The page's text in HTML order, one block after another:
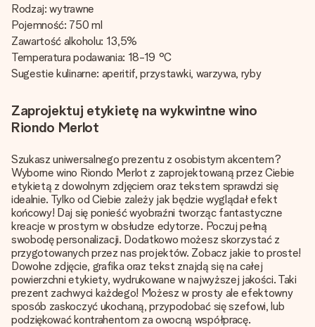
Rodzaj: wytrawne
Pojemność: 750 ml
Zawartość alkoholu: 13,5%
Temperatura podawania: 18-19 °C
Sugestie kulinarne: aperitif, przystawki, warzywa, ryby
Zaprojektuj etykietę na wykwintne wino
Riondo Merlot
Szukasz uniwersalnego prezentu z osobistym akcentem?
Wyborne wino Riondo Merlot z zaprojektowaną przez Ciebie
etykietą z dowolnym zdjęciem oraz tekstem sprawdzi się
idealnie. Tylko od Ciebie zależy jak będzie wyglądał efekt
końcowy! Daj się ponieść wyobraźni tworząc fantastyczne
kreacje w prostym w obsłudze edytorze. Poczuj pełną
swobodę personalizacji. Dodatkowo możesz skorzystać z
przygotowanych przez nas projektów. Zobacz jakie to proste!
Dowolne zdjęcie, grafika oraz tekst znajdą się na całej
powierzchni etykiety, wydrukowane w najwyższej jakości. Taki
prezent zachwyci każdego! Możesz w prosty ale efektowny
sposób zaskoczyć ukochaną, przypodobać się szefowi, lub
podziękować kontrahentom za owocną współpracę.